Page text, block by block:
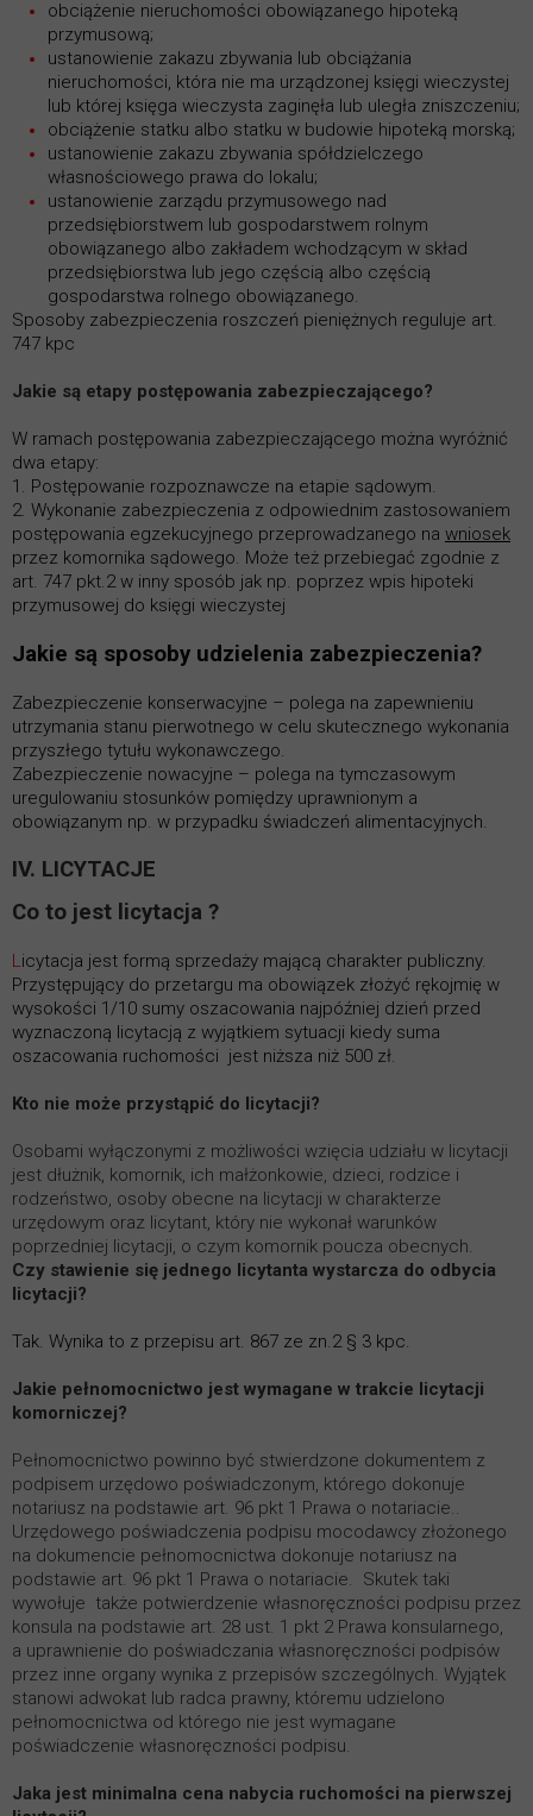
obciążenie nieruchomości obowiązanego hipoteką
przymusową;
ustanowienie zakazu zbywania lub obciążania
nieruchomości, która nie ma urządzonej księgi wieczystej
lub której księga wieczysta zaginęła lub uległa zniszczeniu;
obciążenie statku albo statku w budowie hipoteką morską;
ustanowienie zakazu zbywania spółdzielczego
własnościowego prawa do lokalu;
ustanowienie zarządu przymusowego nad
przedsiębiorstwem lub gospodarstwem rolnym
obowiązanego albo zakładem wchodzącym w skład
przedsiębiorstwa lub jego częścią albo częścią
gospodarstwa rolnego obowiązanego.
Sposoby zabezpieczenia roszczeń pieniężnych reguluje art.
747 kpc
Jakie są etapy postępowania zabezpieczającego?
W ramach postępowania zabezpieczającego można wyróżnić
dwa etapy:
1. Postępowanie rozpoznawcze na etapie sądowym.
2. Wykonanie zabezpieczenia z odpowiednim zastosowaniem
postępowania egzekucyjnego przeprowadzanego na wniosek
przez komornika sądowego. Może też przebiegać zgodnie z
art. 747 pkt.2 w inny sposób jak np. poprzez wpis hipoteki
przymusowej do księgi wieczystej
Jakie są sposoby udzielenia zabezpieczenia?
Zabezpieczenie konserwacyjne – polega na zapewnieniu
utrzymania stanu pierwotnego w celu skutecznego wykonania
przyszłego tytułu wykonawczego.
Zabezpieczenie nowacyjne – polega na tymczasowym
uregulowaniu stosunków pomiędzy uprawnionym a
obowiązanym np. w przypadku świadczeń alimentacyjnych.
IV. LICYTACJE
Co to jest licytacja ?
Licytacja jest formą sprzedaży mającą charakter publiczny.
Przystępujący do przetargu ma obowiązek złożyć rękojmię w
wysokości 1/10 sumy oszacowania najpóźniej dzień przed
wyznaczoną licytacją z wyjątkiem sytuacji kiedy suma
oszacowania ruchomości jest niższa niż 500 zł.
Kto nie może przystąpić do licytacji?
Osobami wyłączonymi z możliwości wzięcia udziału w licytacji
jest dłużnik, komornik, ich małżonkowie, dzieci, rodzice i
rodzeństwo, osoby obecne na licytacji w charakterze
urzędowym oraz licytant, który nie wykonał warunków
poprzedniej licytacji, o czym komornik poucza obecnych.
Czy stawienie się jednego licytanta wystarcza do odbycia
licytacji?
Tak. Wynika to z przepisu art. 867 ze zn.2 § 3 kpc.
Jakie pełnomocnictwo jest wymagane w trakcie licytacji
komorniczej?
Pełnomocnictwo powinno być stwierdzone dokumentem z
podpisem urzędowo poświadczonym, którego dokonuje
notariusz na podstawie art. 96 pkt 1 Prawa o notariacie..
Urzędowego poświadczenia podpisu mocodawcy złożonego
na dokumencie pełnomocnictwa dokonuje notariusz na
podstawie art. 96 pkt 1 Prawa o notariacie. Skutek taki
wywołuje także potwierdzenie własnoręczności podpisu przez
konsula na podstawie art. 28 ust. 1 pkt 2Prawa konsularnego,
a uprawnienie do poświadczania własnoręczności podpisów
przez inne organy wynika z przepisów szczególnych. Wyjątek
stanowi adwokat lub radca prawny, któremu udzielono
pełnomocnictwa od którego nie jest wymagane
poświadczenie własnoręczności podpisu.
Jaka jest minimalna cena nabycia ruchomości na pierwszej